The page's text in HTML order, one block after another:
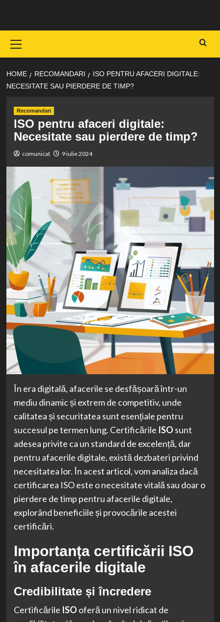
content
Menu
HOME RECOMANDARI
ISO PENTRU AFACERI DIGITALE:
NECESITATE SAU PIERDERE DE TIMP?
Recomandari
ISO pentru afaceri digitale:
Necesitate sau pierdere de timp?
comunicat 9 iulie 2024
În era digitală, afacerile se desfășoară într-un
mediu dinamic și extrem de competitiv, unde
calitatea și securitatea sunt esențiale pentru
succesul pe termen lung. Certificările ISO sunt
adesea privite ca un standard de excelență, dar
pentru afacerile digitale, există dezbateri privind
necesitatea lor. În acest articol, vom analiza dacă
certificarea ISO este o necesitate vitală sau doar o
pierdere de timp pentru afacerile digitale,
explorând beneficiile și provocările acestei
certificări.
Importanța certificării ISO
în afacerile digitale
Credibilitate și încredere
Certificările ISO oferă un nivel ridicat de